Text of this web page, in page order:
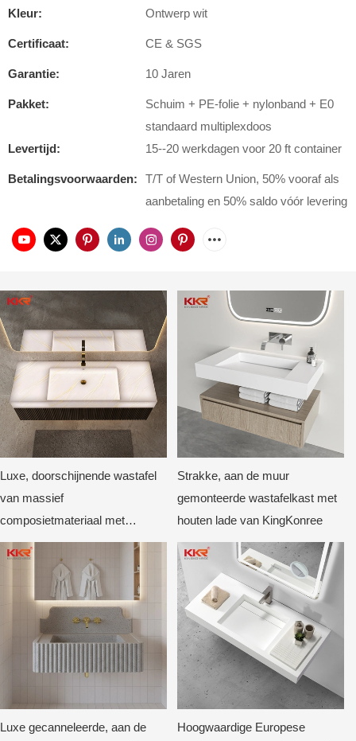
Kleur: Ontwerp wit
Certificaat: CE & SGS
Garantie: 10 Jaren
Pakket:
Schuim + PE-folie + nylonband + E0
standaard multiplexdoos
Levertijd:
15--20 werkdagen voor 20 ft container
Betalingsvoorwaarden:
T/T of Western Union, 50% vooraf als
aanbetaling en 50% saldo vóór levering
Luxe, doorschijnende wastafel
van massief
composietmateriaal met
verlichting, op maat gemaakt
voor hotels en villa's.
Strakke, aan de muur
gemonteerde wastafelkast met
houten lade van KingKonree
Luxe gecanneleerde, aan de
Hoogwaardige Europese